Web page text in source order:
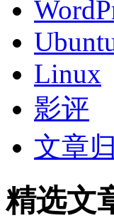
Linux
影评
文章
精选文